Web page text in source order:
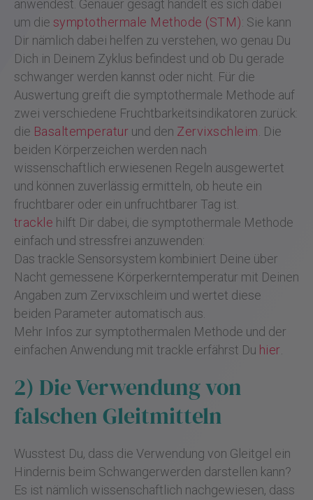
anwendest. Genauer gesagt handelt es sich dabei
um die symptothermale Methode (STM): Sie kann
Dir nämlich dabei helfen zu verstehen, wo genau Du
Dich in Deinem Zyklus befindest und ob Du gerade
schwanger werden kannst oder nicht. Für die
Auswertung greift die symptothermale Methode auf
zwei verschiedene Fruchtbarkeitsindikatoren zurück:
die Basaltemperatur und den Zervixschleim. Die
beiden Körperzeichen werden nach
wissenschaftlich erwiesenen Regeln ausgewertet
und können zuverlässig ermitteln, ob heute ein
fruchtbarer oder ein unfruchtbarer Tag ist.
trackle hilft Dir dabei, die symptothermale Methode
einfach und stressfrei anzuwenden:
Das trackle Sensorsystem kombiniert Deine über
Nacht gemessene Körperkerntemperatur mit Deinen
Angaben zum Zervixschleim und wertet diese
beiden Parameter automatisch aus.
Mehr Infos zur symptothermalen Methode und der
einfachen Anwendung mit trackle erfährst Du hier.
2) Die Verwendung von
falschen Gleitmitteln
Wusstest Du, dass die Verwendung von Gleitgel ein
Hindernis beim Schwangerwerden darstellen kann?
Es ist nämlich wissenschaftlich nachgewiesen, dass